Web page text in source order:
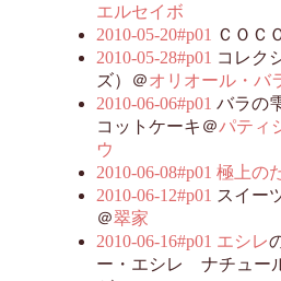
エルセイボ
2010-05-20#p01 ＣＯＣ
2010-05-28#p01 コレク
ズ）＠オリオール・バ
2010-06-06#p01 バラの
コットケーキ＠パティ
ウ
2010-06-08#p01 極上の
2010-06-12#p01 スイー
＠翠家
2010-06-16#p01 エシレ
ー・エシレ ナチュー